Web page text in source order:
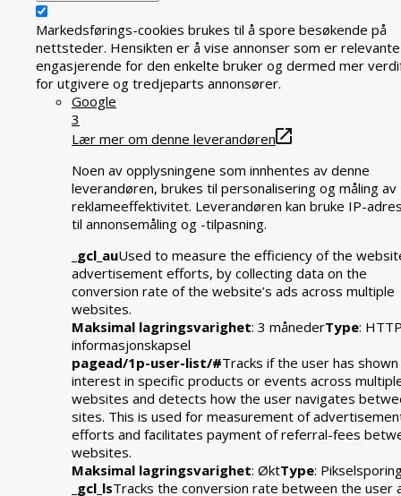
Markedsførings-cookies brukes til å spore besøkende på
nettsteder. Hensikten er å vise annonser som er
engasjerende for den enkelte bruker og dermed mer
for utgivere og tredjeparts annonsører.
Google
3
Lær mer om denne leverandøren
Noen av opplysningene som innhentes av denne
leverandøren, brukes til personalisering og måling av
reklameeffektivitet. Leverandøren kan bruke IP-
til annonsemåling og -tilpasning.
_gcl_auUsed to measure the efficiency of the
advertisement efforts, by collecting data on the
conversion rate of the website’s ads across multiple
websites.
Maksimal lagringsvarighet: 3 månederType:
informasjonskapsel
pagead/1p-user-list/#Tracks if the user has shown
interest in specific products or events across
websites and detects how the user navigates
sites. This is used for measurement of
efforts and facilitates payment of referral-fees
websites.
Maksimal lagringsvarighet: ØktType:
_gcl_lsTracks the conversion rate between the user